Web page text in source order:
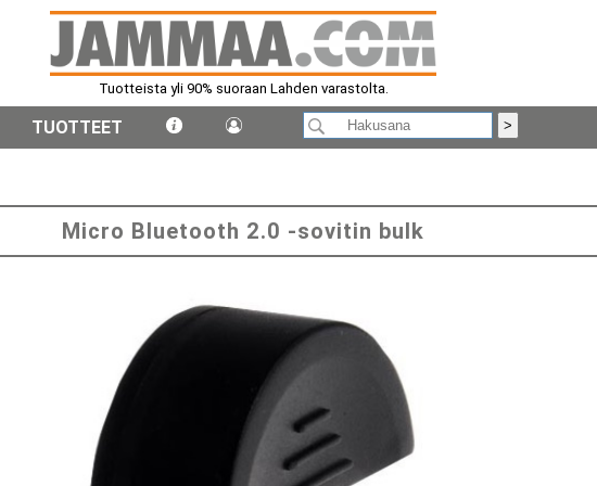
Tuotteista yli 90% suoraan Lahden varastolta.
TUOTTEET
Micro Bluetooth 2.0 -sovitin bulk